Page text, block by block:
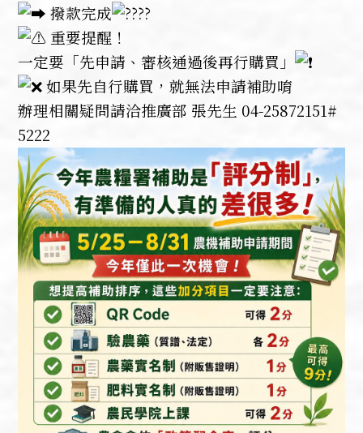
撥款完成
重要提醒！
一定要「先申請、審核通過後再行購買」
如果先自行購買，就無法申請補助唷
辦理相關疑問請洽推廣部 張先生 04-25872151#
5222